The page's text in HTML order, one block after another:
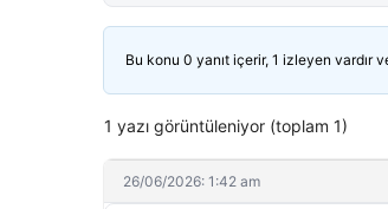
Bu konu 0 yanıt içerir, 1 izleyen vardır
1 yazı görüntüleniyor (toplam 1)
26/06/2026: 1:42 am